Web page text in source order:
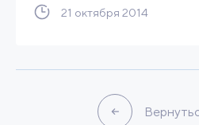
21 октября 2014